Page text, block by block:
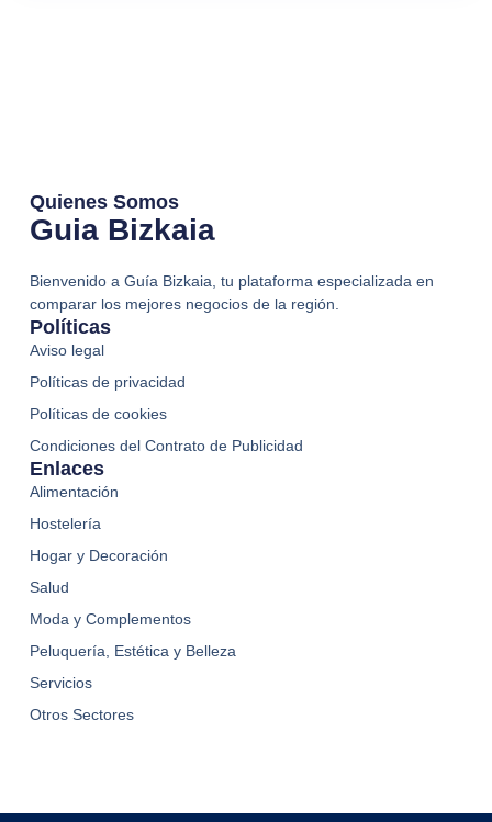
Quienes Somos
Guia Bizkaia
Bienvenido a Guía Bizkaia, tu plataforma especializada en
comparar los mejores negocios de la región.
Enlaces
Alimentación
Hostelería
Hogar y Decoración
Salud
Moda y Complementos
Peluquería, Estética y Belleza
Servicios
Otros Sectores
Políticas
Aviso legal
Políticas de privacidad
Políticas de cookies
Condiciones del Contrato de Publicidad